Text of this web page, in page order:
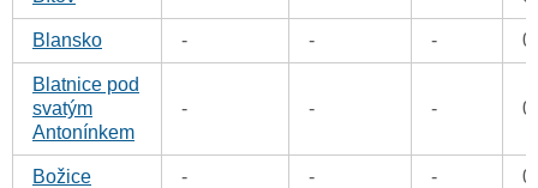
Blansko - - - 0
Blatnice pod
svatým
Antonínkem
- - - 0
Božice - - - 0